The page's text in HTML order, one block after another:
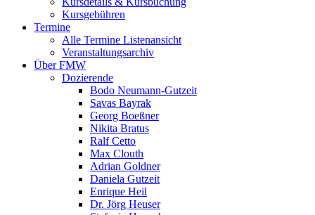
Kursgebühren
Termine
Alle Termine Listenansicht
Veranstaltungsarchiv
Über FMW
Dozierende
Bodo Neumann-Gutzeit
Savas Bayrak
Georg Boeßner
Nikita Bratus
Ralf Cetto
Max Clouth
Adrian Goldner
Daniela Gutzeit
Enrique Heil
Dr. Jörg Heuser